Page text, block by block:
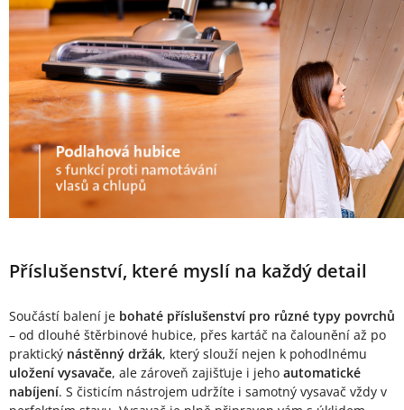
Příslušenství, které myslí na každý detail
Součástí balení je bohaté příslušenství pro různé typy povrchů
– od dlouhé štěrbinové hubice, přes kartáč na čalounění až po
praktický nástěnný držák, který slouží nejen k pohodlnému
uložení vysavače, ale zároveň zajišťuje i jeho automatické
nabíjení. S čisticím nástrojem udržíte i samotný vysavač vždy v